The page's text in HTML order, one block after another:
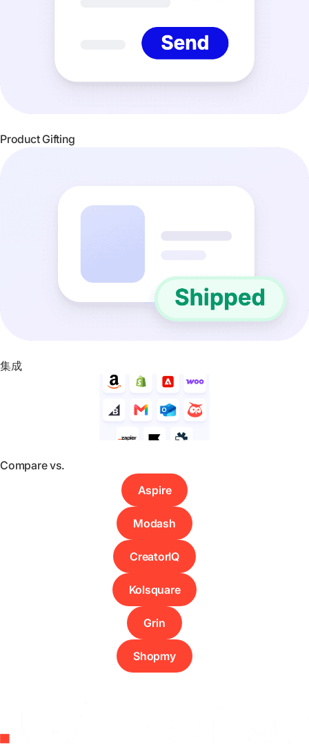
Product Gifting
集成
Compare vs.
Aspire
Modash
CreatorIQ
Kolsquare
Grin
Shopmy